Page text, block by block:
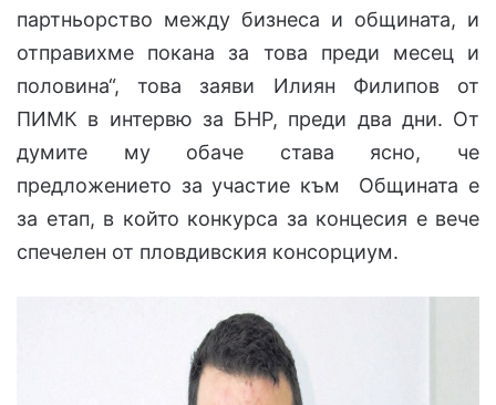
партньорство между бизнеса и общината, и
отправихме покана за това преди месец и
половина“, това заяви Илиян Филипов от
ПИМК в интервю за БНР, преди два дни. От
думите му обаче става ясно, че
предложението за участие към Общината е
за етап, в който конкурса за концесия е вече
спечелен от пловдивския консорциум.